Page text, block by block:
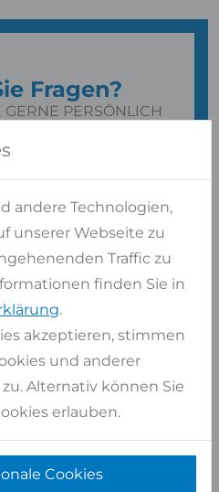
Fragen?
PERSÖNLICH
9799-0
Beratung
und zertifiziertes
andere Technologien,
unserer Webseite zu
Traffic zu
finden Sie in
.
akzeptieren, stimmen
und anderer
Alternativ können Sie
erlauben.
Cookies